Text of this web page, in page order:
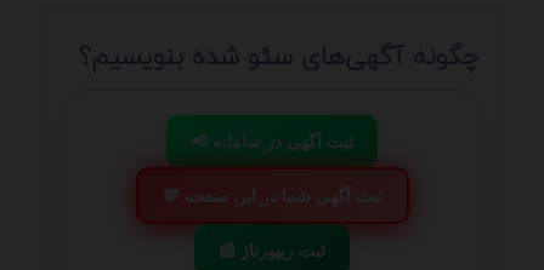
چگونه آگهی‌های سئو شده بنویسیم؟
📢 ثبت آگهی در سامانه
💬 ثبت آگهی شما در این صفحه
📰 ثبت ریپورتاژ